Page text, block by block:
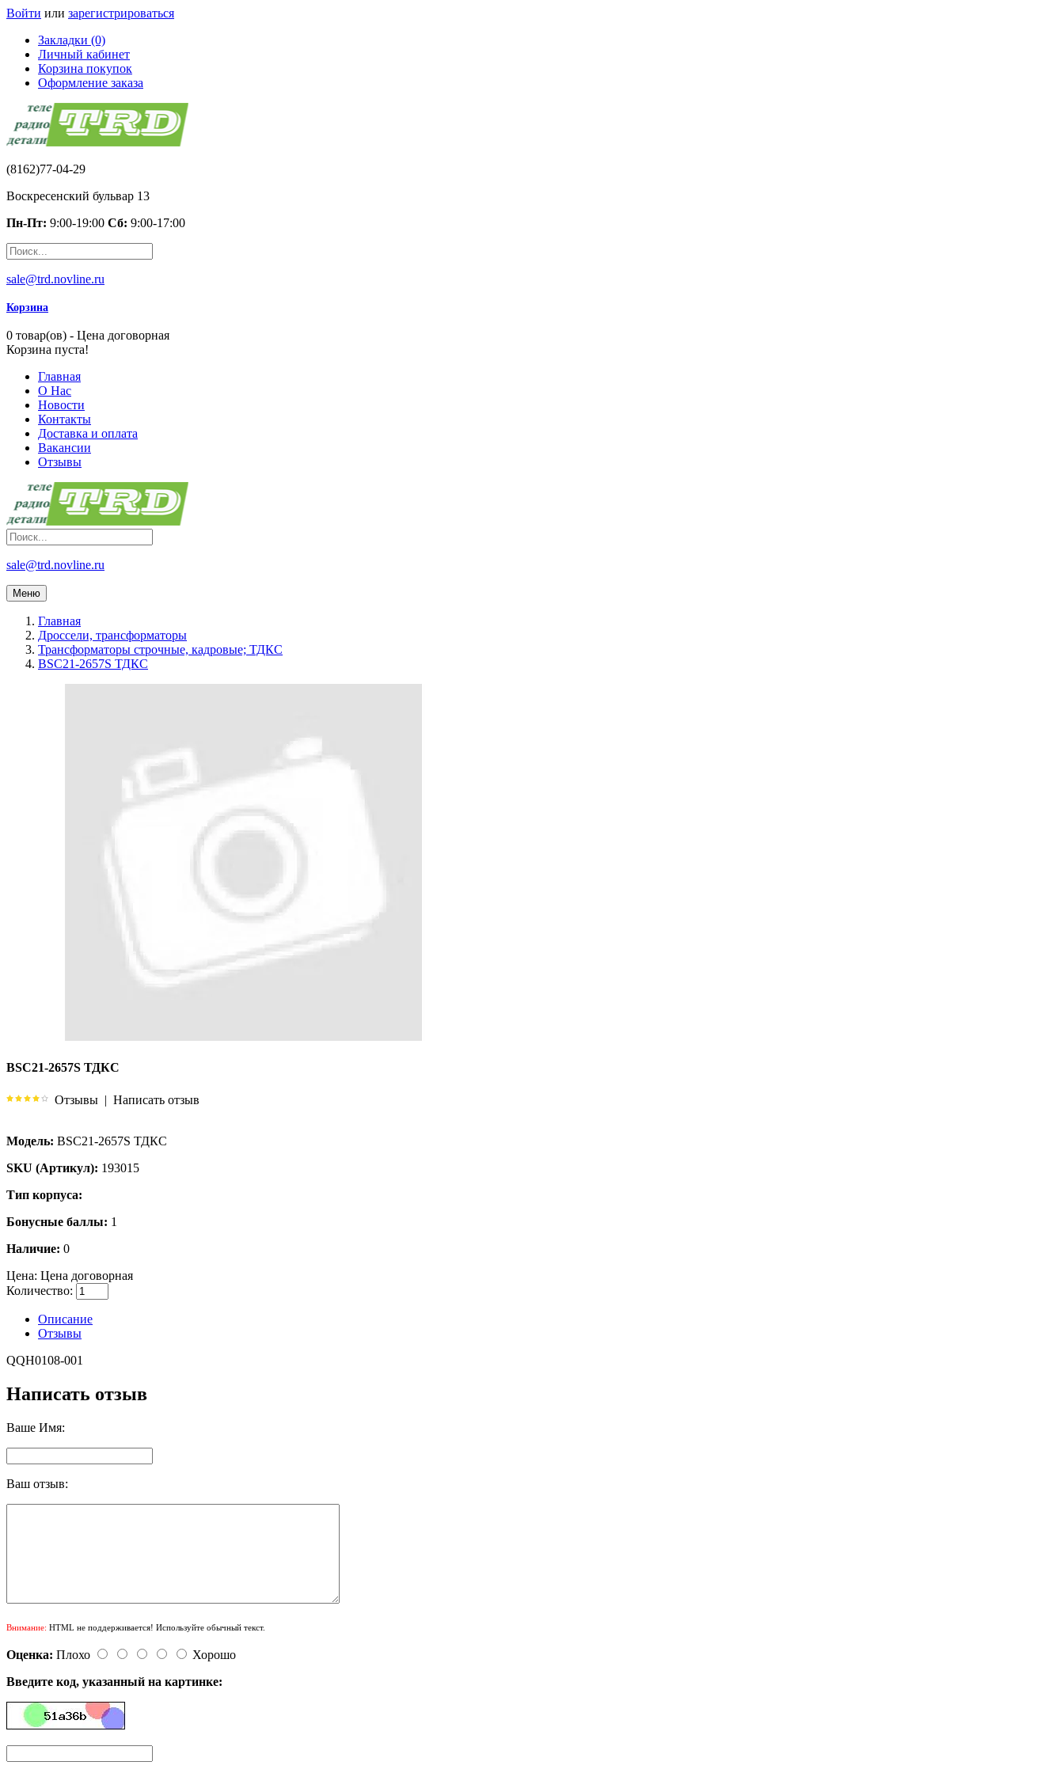
Войти или зарегистрироваться
Закладки (0)
Личный кабинет
Корзина покупок
Оформление заказа
(8162)77-04-29
Воскресенский бульвар 13
Пн-Пт: 9:00-19:00 Сб: 9:00-17:00
sale@trd.novline.ru
Корзина
0 товар(ов) - Цена договорная
Корзина пуста!
Главная
О Нас
Новости
Контакты
Доставка и оплата
Вакансии
Отзывы
sale@trd.novline.ru
Меню
Главная
Дроссели, трансформаторы
Трансформаторы строчные, кадровые; ТДКС
BSC21-2657S ТДКС
BSC21-2657S ТДКС
Отзывы | Написать отзыв
Модель: BSC21-2657S ТДКС
SKU (Артикул): 193015
Тип корпуса:
Бонусные баллы: 1
Наличие: 0
Цена: Цена договорная
Количество:
Описание
Отзывы
QQH0108-001
Написать отзыв
Ваше Имя:
Ваш отзыв:
Внимание: HTML не поддерживается! Используйте обычный текст.
Оценка: Плохо
Хорошо
Введите код, указанный на картинке: